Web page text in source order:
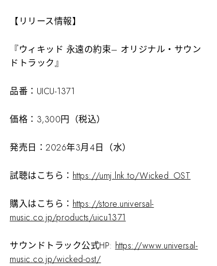
【リリース情報】
『ウィキッド 永遠の約束– オリジナル・サウン
ドトラック』
品番：UICU-1371
価格：3,300円（税込）
発売日：2026年3月4日（水）
試聴はこちら： https://umj.lnk.to/Wicked_OST
購入はこちら： https://store.universal-
music.co.jp/products/uicu1371
サウンドトラック公式HP: https://www.universal-
music.co.jp/wicked-ost/